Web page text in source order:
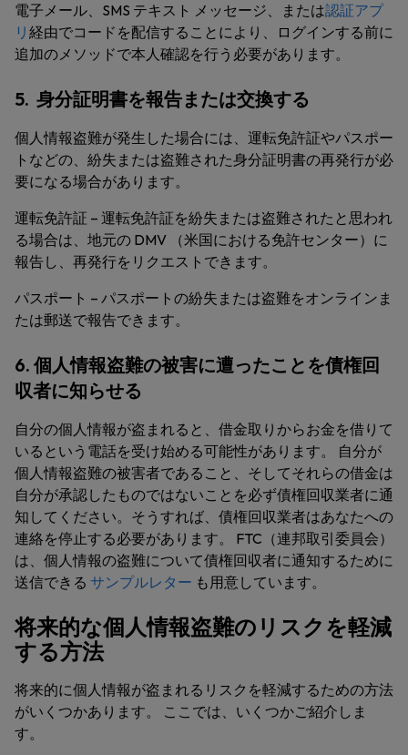
電子メール、SMS テキスト メッセージ、または認証アプ
リ 経由でコードを配信することにより、ログインする前に
追加のメソッドで本人確認を行う必要があります。
5. 身分証明書を報告または交換する
個人情報盗難が発生した場合には、運転免許証やパスポー
トなどの、紛失または盗難された身分証明書の再発行が必
要になる場合があります。
運転免許証 – 運転免許証を紛失または盗難されたと思われ
る場合は、地元の DMV （米国における免許センター）に
報告し、再発行をリクエストできます。
パスポート – パスポートの紛失または盗難をオンラインま
たは郵送で報告できます。
6. 個人情報盗難の被害に遭ったことを債権回
収者に知らせる
自分の個人情報が盗まれると、借金取りからお金を借りて
いるという電話を受け始める可能性があります。 自分が
個人情報盗難の被害者であること、そしてそれらの借金は
自分が承認したものではないことを必ず債権回収業者に通
知してください。そうすれば、債権回収業者はあなたへの
連絡を停止する必要があります。 FTC（連邦取引委員会）
は、個人情報の盗難について債権回収者に通知するために
送信できる サンプルレター も用意しています。
将来的な個人情報盗難のリスクを軽減
する方法
将来的に個人情報が盗まれるリスクを軽減するための方法
がいくつかあります。 ここでは、いくつかご紹介しま
す。